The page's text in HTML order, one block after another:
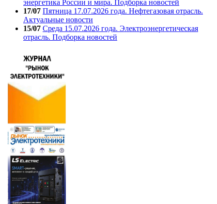
энергетика России и мира. Подборка новостей
17/07 Пятница 17.07.2026 года. Нефтегазовая отрасль.
Актуальные новости
15/07 Среда 15.07.2026 года. Электроэнергетическая
отрасль. Подборка новостей